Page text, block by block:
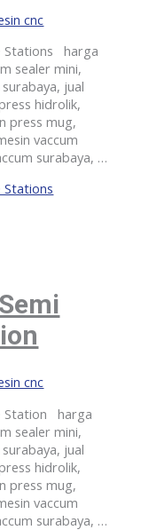
cnc
Stations harga
sealer mini,
jual
hidrolik,
press mug,
vaccum
surabaya, …
Stations
cnc
Station harga
sealer mini,
jual
hidrolik,
press mug,
vaccum
surabaya, …